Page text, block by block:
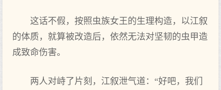
这话不假，按照虫族女王的生理构造，以江叙
的体质，就算被改造后，依然无法对坚韧的虫甲造
成致命伤害。
两人对峙了片刻，江叙泄气道：“好吧，我们